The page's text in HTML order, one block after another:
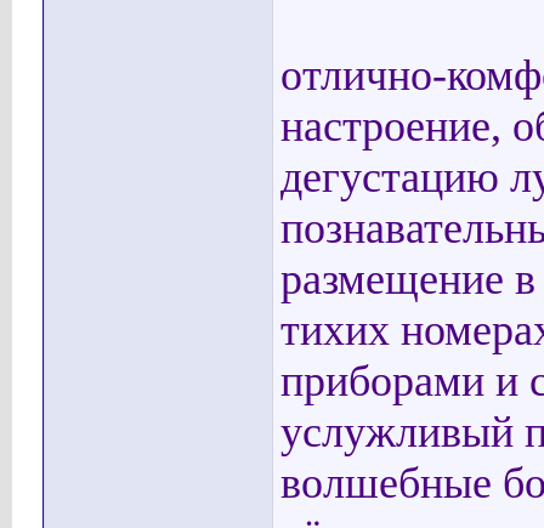
отлично-
настроение,
дегустацию
размещение
тихих
приборами и
услужливый
волшебные